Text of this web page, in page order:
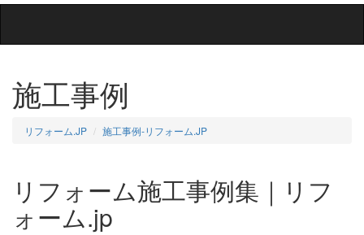
施工事例
リフォーム.JP 施工事例‐リフォーム.JP
リフォーム施工事例集｜リフ
ォーム.jp